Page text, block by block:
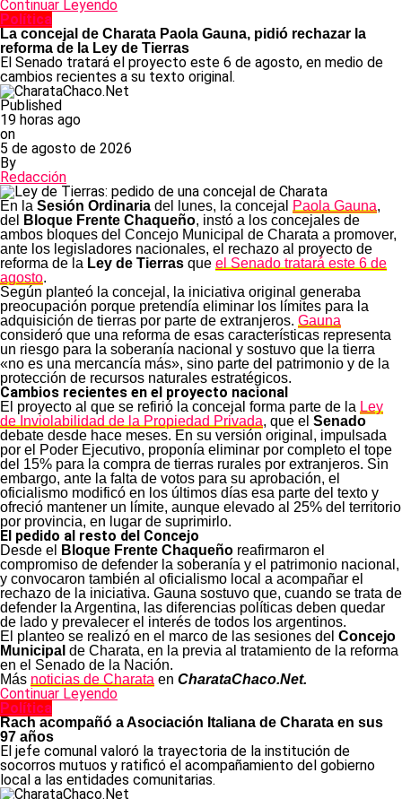
Continuar Leyendo
Política
La concejal de Charata Paola Gauna, pidió rechazar la
reforma de la Ley de Tierras
El Senado tratará el proyecto este 6 de agosto, en medio de
cambios recientes a su texto original.
Published
19 horas ago
on
5 de agosto de 2026
By
Redacción
En la Sesión Ordinaria del lunes, la concejal Paola Gauna,
del
Bloque Frente Chaqueño, instó a los concejales de
ambos bloques del Concejo Municipal de Charata a promover,
ante los legisladores nacionales, el rechazo al proyecto de
reforma de la Ley de Tierras que el Senado tratará este 6 de
agosto.
Según planteó la concejal, la iniciativa original generaba
preocupación porque pretendía eliminar los límites para la
adquisición de tierras por parte de extranjeros. Gauna
consideró que una reforma de esas características representa
un riesgo para la soberanía nacional y sostuvo que la tierra
«no es una mercancía más», sino parte del patrimonio y de la
protección de recursos naturales estratégicos.
Cambios recientes en el proyecto nacional
El proyecto al que se refirió la concejal forma parte de la Ley
de Inviolabilidad de la Propiedad Privada, que el Senado
debate desde hace meses. En su versión original, impulsada
por el Poder Ejecutivo, proponía eliminar por completo el tope
del 15% para la compra de tierras rurales por extranjeros. Sin
embargo, ante la falta de votos para su aprobación, el
oficialismo modificó en los últimos días esa parte del texto y
ofreció mantener un límite, aunque elevado al 25% del territorio
por provincia, en lugar de suprimirlo.
El pedido al resto del Concejo
Desde el Bloque Frente Chaqueño reafirmaron el
compromiso de defender la soberanía y el patrimonio nacional,
y convocaron también al oficialismo local a acompañar el
rechazo de la iniciativa. Gauna sostuvo que, cuando se trata de
defender la Argentina, las diferencias políticas deben quedar
de lado y prevalecer el interés de todos los argentinos.
El planteo se realizó en el marco de las sesiones del Concejo
Municipal de Charata, en la previa al tratamiento de la reforma
en el Senado de la Nación.
Más noticias de Charata en CharataChaco.Net.
Continuar Leyendo
Política
Rach acompañó a Asociación Italiana de Charata en sus
97 años
El jefe comunal valoró la trayectoria de la institución de
socorros mutuos y ratificó el acompañamiento del gobierno
local a las entidades comunitarias.